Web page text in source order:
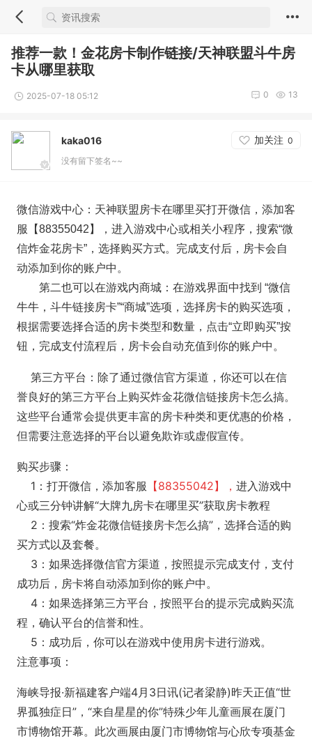
推荐一款！金花房卡制作链接/天神联盟斗牛房
卡从哪里获取
2025-07-18 05:12 13
0
kaka016 加关注 0
没有留下签名~~
微信游戏中心：天神联盟房卡在哪里买打开微信，添加客
服【88355042】，进入游戏中心或相关小程序，搜索“微
信炸金花房卡”，选择购买方式。完成支付后，房卡会自
动添加到你的账户中。
第二也可以在游戏内商城：在游戏界面中找到 “微信
牛牛，斗牛链接房卡”“商城”选项，选择房卡的购买选项，
根据需要选择合适的房卡类型和数量，点击“立即购买”按
钮，完成支付流程后，房卡会自动充值到你的账户中。
第三方平台：除了通过微信官方渠道，你还可以在信
誉良好的第三方平台上购买炸金花微信链接房卡怎么搞。
这些平台通常会提供更丰富的房卡种类和更优惠的价格，
但需要注意选择的平台以避免欺诈或虚假宣传。
购买步骤：
1：打开微信，添加客服 【88355042】， 进入游戏中
心或三分钟讲解“大牌九房卡在哪里买”获取房卡教程
2：搜索“炸金花微信链接房卡怎么搞”，选择合适的购
买方式以及套餐。
3：如果选择微信官方渠道，按照提示完成支付，支付
成功后，房卡将自动添加到你的账户中。
4：如果选择第三方平台，按照平台的提示完成购买流
程，确认平台的信誉和性。
5：成功后，你可以在游戏中使用房卡进行游戏。
注意事项：
海峡导报·新福建客户端4月3日讯(记者梁静)昨天正值“世
界孤独症日”，“来自星星的你”特殊少年儿童画展在厦门
市博物馆开幕。此次画展由厦门市博物馆与心欣专项基金